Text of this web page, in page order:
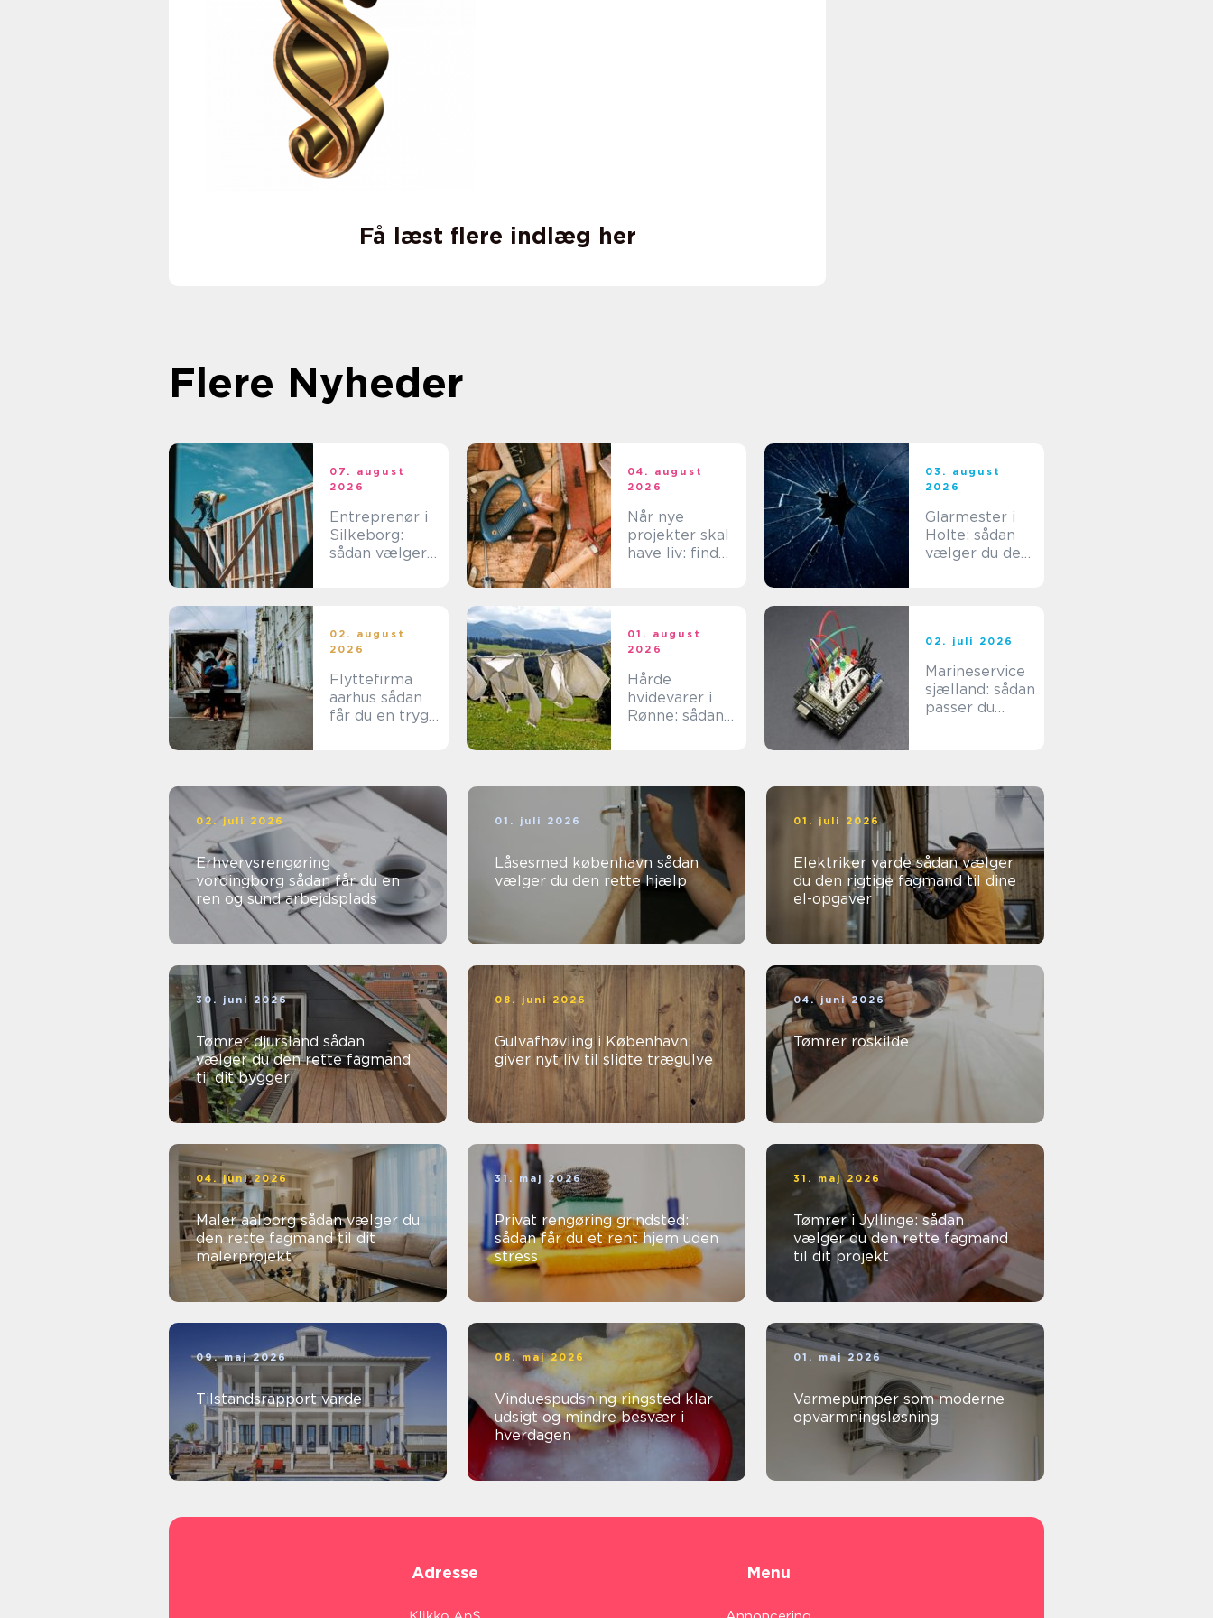
Få læst flere indlæg her
Flere Nyheder
07. august
2026
Entreprenør i
Silkeborg:
sådan vælger
04. august
2026
Når nye
projekter skal
have liv: find
03. august
2026
Glarmester i
Holte: sådan
vælger du den
02. august
2026
Flyttefirma
aarhus sådan
får du en tryg
01. august
2026
Hårde
hvidevarer i
Rønne: sådan
02. juli 2026
Marineservice
sjælland: sådan
passer du
02. juli 2026
Erhvervsrengøring
vordingborg sådan får du en
ren og sund arbejdsplads
01. juli 2026
Låsesmed københavn sådan
vælger du den rette hjælp
01. juli 2026
Elektriker varde sådan vælger
du den rigtige fagmand til dine
el-opgaver
30. juni 2026
Tømrer djursland sådan
vælger du den rette fagmand
til dit byggeri
08. juni 2026
Gulvafhøvling i København:
giver nyt liv til slidte trægulve
04. juni 2026
Tømrer roskilde
04. juni 2026
Maler aalborg sådan vælger du
den rette fagmand til dit
malerprojekt
31. maj 2026
Privat rengøring grindsted:
sådan får du et rent hjem uden
stress
31. maj 2026
Tømrer i Jyllinge: sådan
vælger du den rette fagmand
til dit projekt
09. maj 2026
Tilstandsrapport varde
08. maj 2026
Vinduespudsning ringsted klar
udsigt og mindre besvær i
hverdagen
01. maj 2026
Varmepumper som moderne
opvarmningsløsning
Adresse Menu